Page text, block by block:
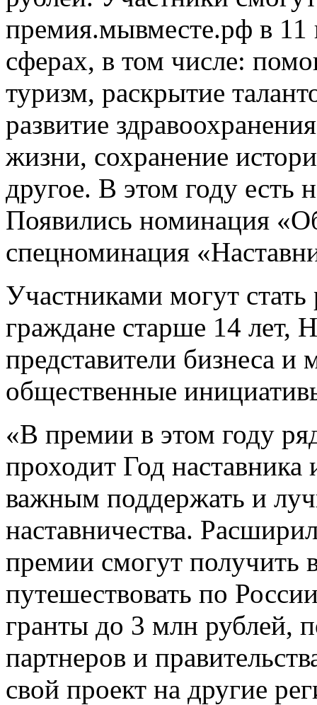
премия.мывместе.рф в
сферах, в том числе:
туризм, раскрытие
развитие
жизни, сохранение
другое. В этом году есть
Появились номинация
спецноминация
Участниками могут
граждане старше 14 лет,
представители бизнеса
общественные
«В премии в этом году
проходит Год
важным поддержать и
наставничества.
премии смогут получить
путешествовать по
гранты до 3 млн рублей,
партнеров и
свой проект на другие